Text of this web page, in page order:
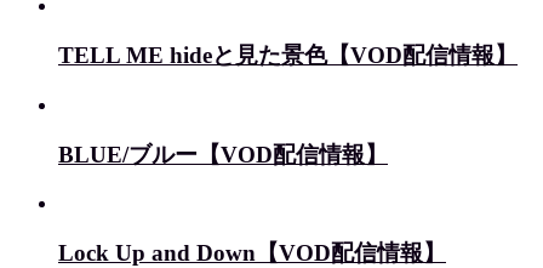
TELL ME hideと見た景色【VOD配信情報】
BLUE/ブルー【VOD配信情報】
Lock Up and Down【VOD配信情報】